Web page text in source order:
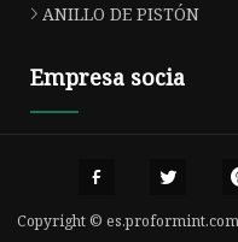
ANILLO DE PISTÓN
Empresa socia
Copyright ©